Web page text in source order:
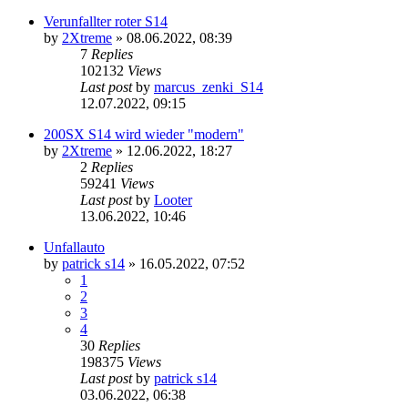
Verunfallter roter S14
by 2Xtreme » 08.06.2022, 08:39
7 Replies
102132 Views
Last postby marcus_zenki_S14
12.07.2022, 09:15
200SX S14 wird wieder "modern"
by 2Xtreme » 12.06.2022, 18:27
2 Replies
59241 Views
Last postby Looter
13.06.2022, 10:46
Unfallauto
by patrick s14 » 16.05.2022, 07:52
1
2
3
4
30 Replies
198375 Views
Last postby patrick s14
03.06.2022, 06:38